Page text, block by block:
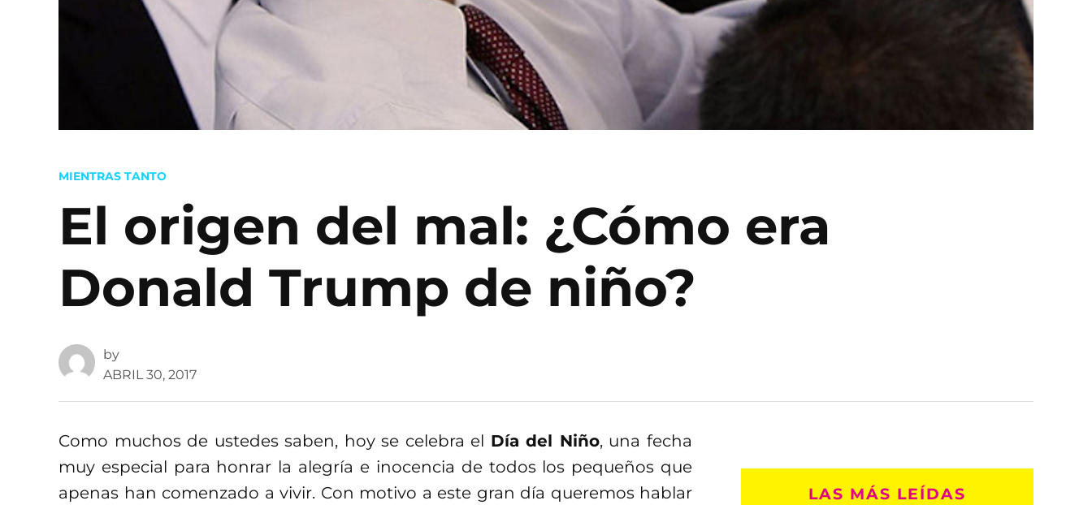
POSTED
MIENTRAS TANTO
El origen del mal: ¿Cómo era
Donald Trump de niño?
by
ABRIL 30, 2017
Como muchos de ustedes saben, hoy se celebra el Día del Niño, una fecha
muy especial para honrar la alegría e inocencia de todos los pequeños que
apenas han comenzado a vivir. Con motivo a este gran día queremos hablar
LAS MÁS LEÍDAS